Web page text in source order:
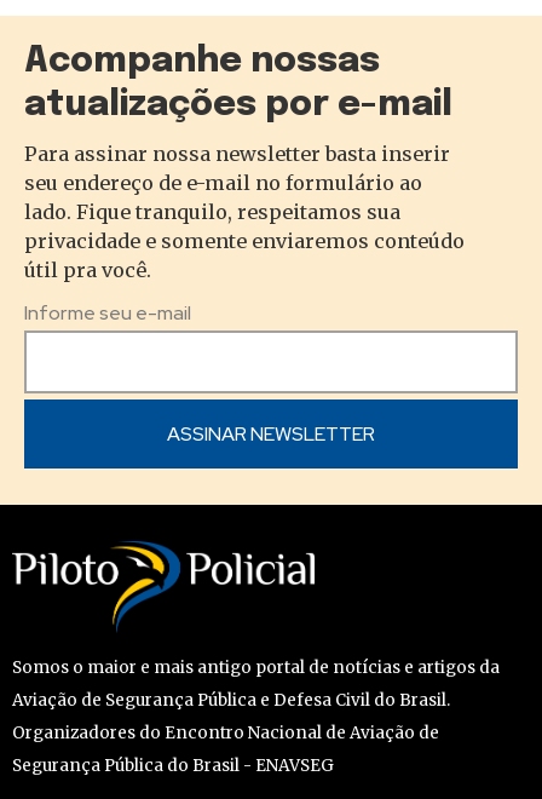
Acompanhe nossas
atualizações por e-mail
Para assinar nossa newsletter basta inserir
seu endereço de e-mail no formulário ao
lado. Fique tranquilo, respeitamos sua
privacidade e somente enviaremos conteúdo
útil pra você.
Informe seu e-mail
Somos o maior e mais antigo portal de notícias e artigos da
Aviação de Segurança Pública e Defesa Civil do Brasil.
Organizadores do Encontro Nacional de Aviação de
Segurança Pública do Brasil - ENAVSEG